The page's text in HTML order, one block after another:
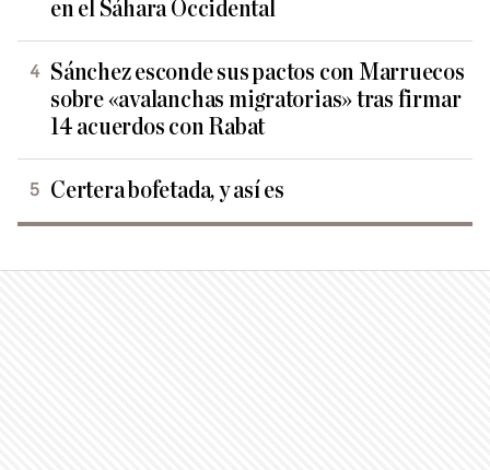
en el Sáhara Occidental
Sánchez esconde sus pactos con Marruecos
sobre «avalanchas migratorias» tras firmar
14 acuerdos con Rabat
Certera bofetada, y así es